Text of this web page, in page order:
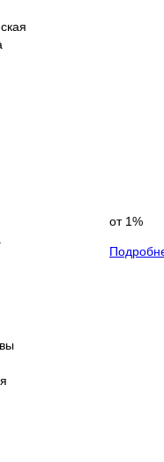
от 1%